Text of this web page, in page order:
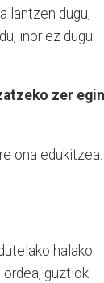
lantzen dugu,
inor ez dugu
zer egin
ona edukitzea.
halako
ordea, guztiok